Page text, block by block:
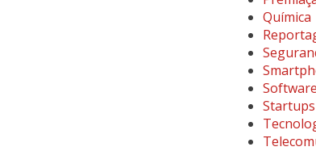
Química
Software
Startups